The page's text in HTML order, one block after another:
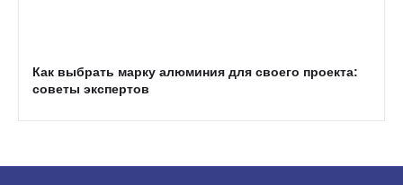
Как выбрать марку алюминия для своего проекта:
советы экспертов